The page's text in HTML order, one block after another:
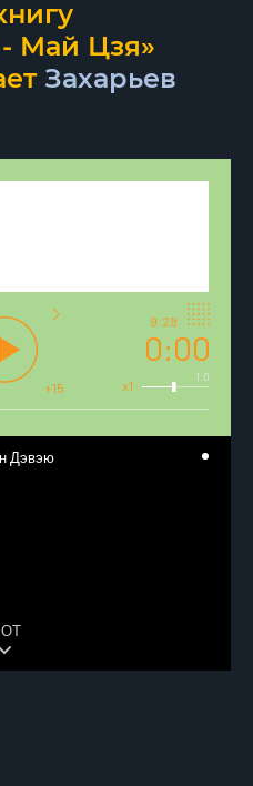
Май Цзя»
Захарьев
0:00
9:28
1.0
x1
+15
Дэвэю